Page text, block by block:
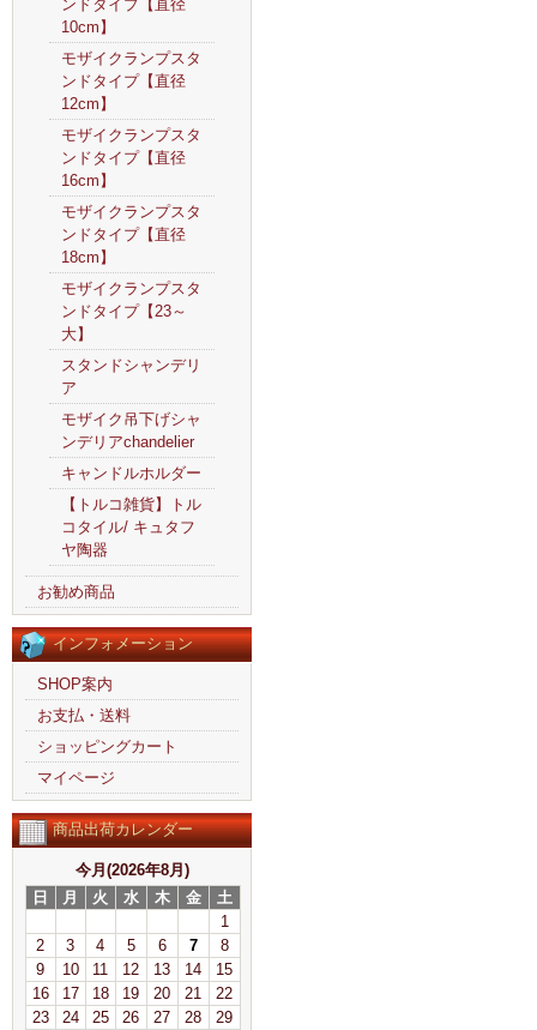
ンドタイプ【直径
10cm】
モザイクランプスタ
ンドタイプ【直径
12cm】
モザイクランプスタ
ンドタイプ【直径
16cm】
モザイクランプスタ
ンドタイプ【直径
18cm】
モザイクランプスタ
ンドタイプ【23～
大】
スタンドシャンデリ
ア
モザイク吊下げシャ
ンデリアchandelier
キャンドルホルダー
【トルコ雑貨】トル
コタイル/ キュタフ
ヤ陶器
お勧め商品
インフォメーション
SHOP案内
お支払・送料
ショッピングカート
マイページ
商品出荷カレンダー
今月(2026年8月)
日
月 火 水 木 金
土
1
2
3 4 5 6 7
8
9
10 11 12 13 14
15
16
17 18 19 20 21
22
23
24 25 26 27 28
29